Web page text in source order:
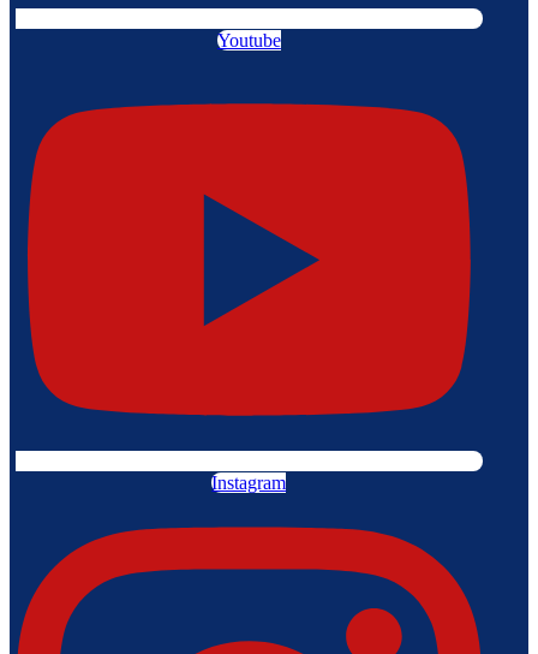
Youtube
Instagram